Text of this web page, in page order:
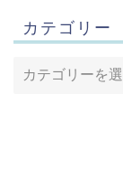
カテゴリー